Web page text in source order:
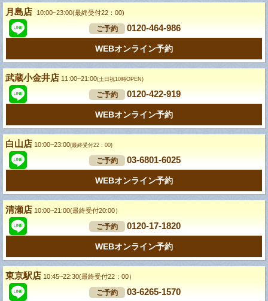
月島店 10:00~23:00(最終受付22：00)
ご予約 0120-464-986
WEBオンライン予約
武蔵小金井店 11:00~21:00(土日祝10時OPEN)
ご予約 0120-422-919
WEBオンライン予約
白山店 10:00~23:00(最終受付22：00)
ご予約 03-6801-6025
WEBオンライン予約
清瀬店 10:00~21:00(最終受付20:00）
ご予約 0120-17-1820
WEBオンライン予約
東京駅店 10:45~22:30(最終受付22：00）
ご予約 03-6265-1570